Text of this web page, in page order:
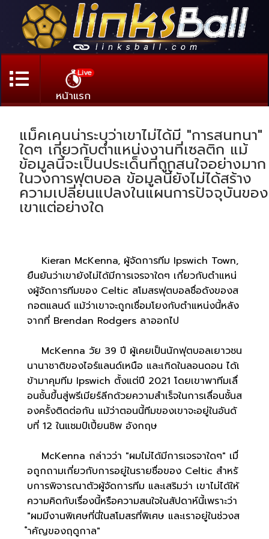
Live
หน้าแรก
แม็คเคนน่าระบุว่าเขาไม่ได้มี "การสนทนา"
ใดๆ เกี่ยวกับตำแหน่งงานที่เซลติก แม้
ข้อมูลนี้จะเป็นประเด็นที่ถูกสนใจอย่างมาก
ในวงการฟุตบอล ข้อมูลนี้ยังไม่ได้สร้าง
ความเปลี่ยนแปลงในแผนการปัจจุบันของ
เขาแต่อย่างใด
Kieran McKenna, ผู้จัดการทีม Ipswich Town,
ยืนยันว่าเขายังไม่ได้มีการเจรจาใดๆ เกี่ยวกับตำแหน่
งผู้จัดการทีมของ Celtic สโมสรฟุตบอลชื่อดังของส
กอตแลนด์ แม้ว่าเขาจะถูกเชื่อมโยงกับตำแหน่งนี้หลัง
จากที่ Brendan Rodgers ลาออกไป
McKenna วัย 39 ปี ผู้เคยเป็นนักฟุตบอลเยาวชน
นานาชาติของไอร์แลนด์เหนือ และเกิดในลอนดอน ได้เ
ข้ามาคุมทีม Ipswich ตั้งแต่ปี 2021 โดยเขาพาทีมเลื่
อนชั้นขึ้นสู่พรีเมียร์ลีกด้วยความสำเร็จในการเลื่อนชั้นส
องครั้งติดต่อกัน แม้ว่าตอนนี้ทีมของเขาจะอยู่ในอันดั
บที่ 12 ในแชมป์เปี้ยนชิพ อังกฤษ
McKenna กล่าวว่า "ผมไม่ได้มีการเจรจาใดๆ" เมื่
อถูกถามเกี่ยวกับการอยู่ในรายชื่อของ Celtic สำหรั
บการพิจารณาตัวผู้จัดการทีม และเสริมว่า เขาไม่ได้ให้
ความคิดกับเรื่องนี้หรือความสนใจในสัปดาห์นี้เพราะว่า
"ผมมีงานพิเศษที่นี่ในสโมสรที่พิเศษ และเราอยู่ในช่วงส
ำคัญของฤดูกาล"